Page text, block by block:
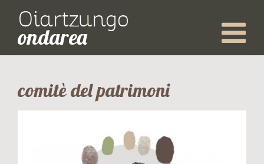
Oiartzungo
ondarea
comitè del patrimoni